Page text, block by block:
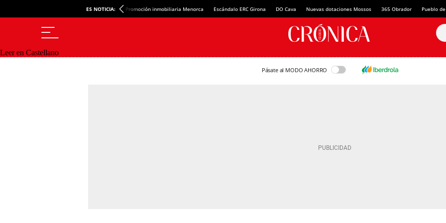
ES NOTICIA: Promoción inmobiliaria Menorca Escándalo ERC Girona DO Cava Nuevas dotaciones Mossos 365 Obrador Pueblo
Leer en Castellano
Pásate al MODO AHORRO